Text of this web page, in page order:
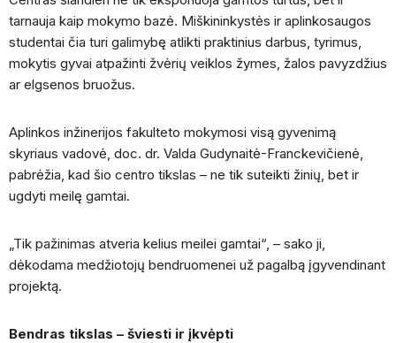
tarnauja kaip mokymo bazė. Miškininkystės ir aplinkosaugos
studentai čia turi galimybę atlikti praktinius darbus, tyrimus,
mokytis gyvai atpažinti žvėrių veiklos žymes, žalos pavyzdžius
ar elgsenos bruožus.
Aplinkos inžinerijos fakulteto mokymosi visą gyvenimą
skyriaus vadovė, doc. dr. Valda Gudynaitė-Franckevičienė,
pabrėžia, kad šio centro tikslas – ne tik suteikti žinių, bet ir
ugdyti meilę gamtai.
„Tik pažinimas atveria kelius meilei gamtai“, – sako ji,
dėkodama medžiotojų bendruomenei už pagalbą įgyvendinant
projektą.
Bendras tikslas – šviesti ir įkvėpti